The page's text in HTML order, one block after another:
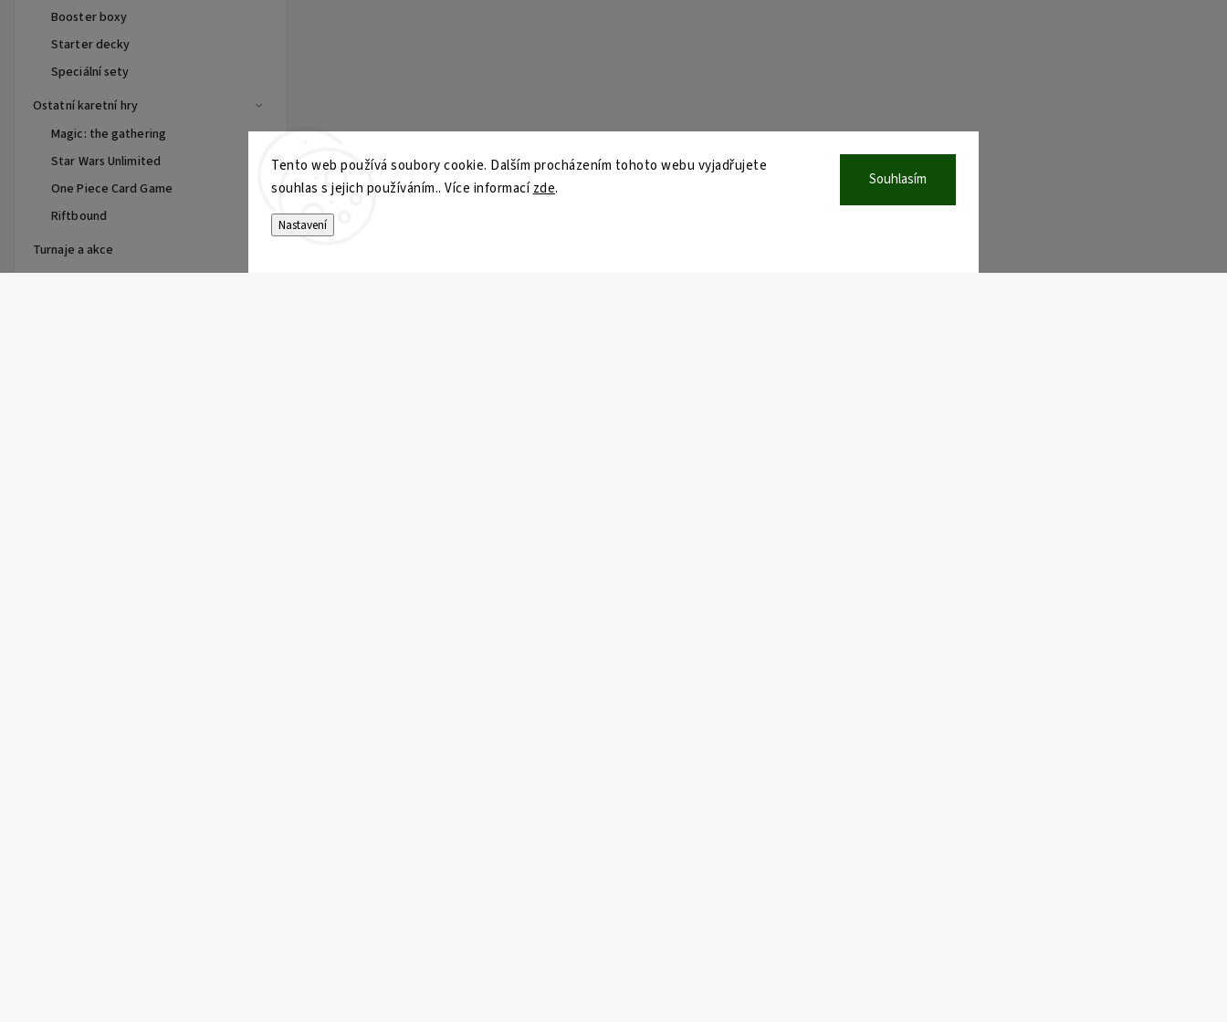
Tento web používá soubory cookie. Dalším procházením tohoto webu vyjadřujete
souhlas s jejich používáním.. Více informacízde.
Nastavení
Souhlasím
Booster boxy
Starter decky
Speciální sety
Ostatní karetní hry
Magic: the gathering
Star Wars Unlimited
One Piece Card Game
Riftbound
Turnaje a akce